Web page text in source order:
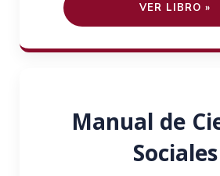
VER LIBRO »
Manual de
Sociales